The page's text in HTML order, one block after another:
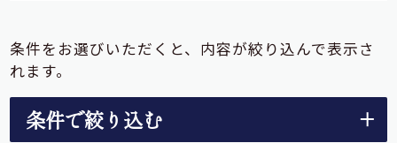
条件をお選びいただくと、内容が絞り込んで表示さ
れます。
条件で絞り込む